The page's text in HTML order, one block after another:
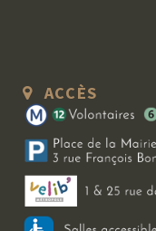
ACCÈS